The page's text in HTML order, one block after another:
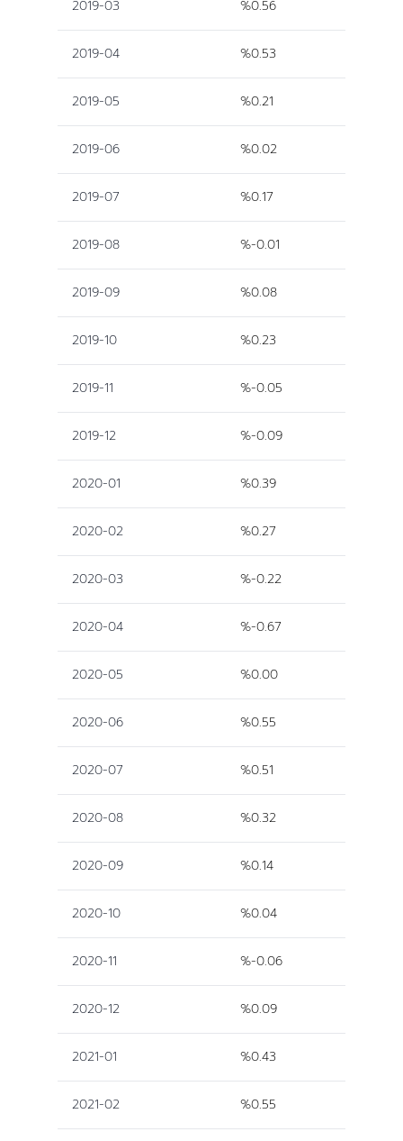
2019-03 %0.56
2019-04 %0.53
2019-05 %0.21
2019-06 %0.02
2019-07 %0.17
2019-08 %-0.01
2019-09 %0.08
2019-10 %0.23
2019-11 %-0.05
2019-12 %-0.09
2020-01 %0.39
2020-02 %0.27
2020-03 %-0.22
2020-04 %-0.67
2020-05 %0.00
2020-06 %0.55
2020-07 %0.51
2020-08 %0.32
2020-09 %0.14
2020-10 %0.04
2020-11 %-0.06
2020-12 %0.09
2021-01 %0.43
2021-02 %0.55